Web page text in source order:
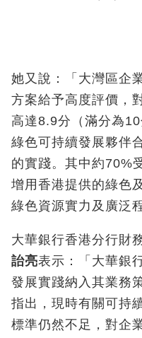
她又說：「大灣區企
方案給予高度評價，
高達8.9分（滿分為10
綠色可持續發展夥伴
的實踐。其中約70%
增用香港提供的綠色
綠色資源實力及廣泛
大華銀行香港分行財
詒亮表示：「大華銀
發展實踐納入其業務
指出，現時有關可持
標準仍然不足，對企